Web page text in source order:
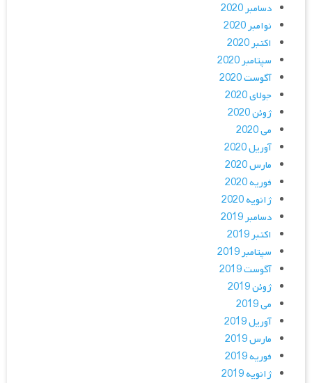
دسامبر 2020
نوامبر 2020
اکتبر 2020
سپتامبر 2020
آگوست 2020
جولای 2020
ژوئن 2020
می 2020
آوریل 2020
مارس 2020
فوریه 2020
ژانویه 2020
دسامبر 2019
اکتبر 2019
سپتامبر 2019
آگوست 2019
ژوئن 2019
می 2019
آوریل 2019
مارس 2019
فوریه 2019
ژانویه 2019